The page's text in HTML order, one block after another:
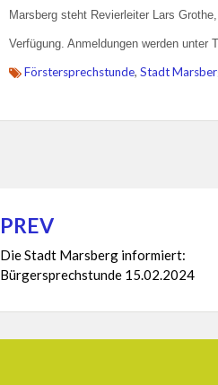
Marsberg steht Revierleiter Lars
Verfügung. Anmeldungen werden unter
Förstersprechstunde, Stadt
Beitragsnavigation
PREV
Die Stadt Marsberg informiert:
Bürgersprechstunde 15.02.2024